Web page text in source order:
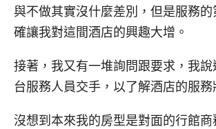
與不做其實沒什麼差別，但是服務
確讓我對這間酒店的興趣大增。
接著，我又有一堆詢問跟要求，我
台服務人員交手，以了解酒店的服務
沒想到本來我的房型是對面的行館